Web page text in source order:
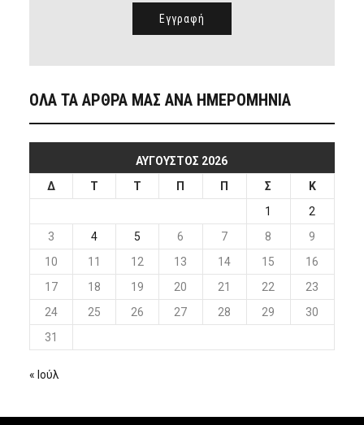
ΟΛΑ ΤΑ ΑΡΘΡΑ ΜΑΣ ΑΝΑ ΗΜΕΡΟΜΗΝΙΑ
ΑΎΓΟΥΣΤΟΣ 2026
Δ
Τ Τ Π Π Σ
Κ
1
2
3
4 5 6 7 8
9
10
11 12 13 14 15
16
17
18 19 20 21 22
23
24
25 26 27 28 29
30
31
« Ιούλ